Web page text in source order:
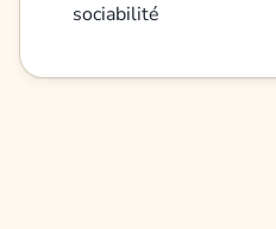
sociabilité